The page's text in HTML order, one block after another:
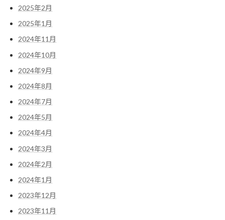
2025年2月
2025年1月
2024年11月
2024年10月
2024年9月
2024年8月
2024年7月
2024年5月
2024年4月
2024年3月
2024年2月
2024年1月
2023年12月
2023年11月